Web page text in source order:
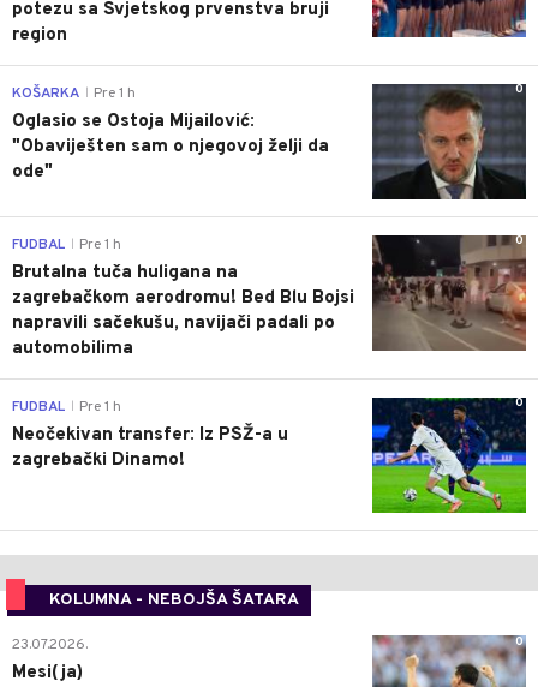
potezu sa Svjetskog prvenstva bruji
region
0
KOŠARKA Pre 1 h
Oglasio se Ostoja Mijailović:
"Obaviješten sam o njegovoj želji da
ode"
0
FUDBAL Pre 1 h
Brutalna tuča huligana na
zagrebačkom aerodromu! Bed Blu Bojsi
napravili sačekušu, navijači padali po
automobilima
0
FUDBAL Pre 1 h
Neočekivan transfer: Iz PSŽ-a u
zagrebački Dinamo!
KOLUMNA - NEBOJŠA ŠATARA
0
23.07.2026.
Mesi(ja)